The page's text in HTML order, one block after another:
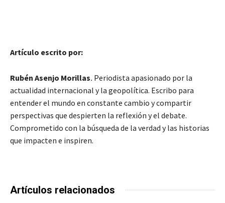
Artículo escrito por:
Rubén Asenjo Morillas. Periodista apasionado por la
actualidad internacional y la geopolítica. Escribo para
entender el mundo en constante cambio y compartir
perspectivas que despierten la reflexión y el debate.
Comprometido con la búsqueda de la verdad y las historias
que impacten e inspiren.
Artículos relacionados